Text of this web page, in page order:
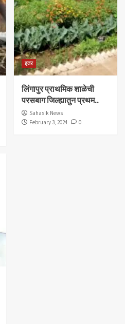
इतर
लिंगापुर प्राथमिक शाळेची
परसबाग जिल्ह्यातुन प्रथम..
Sahasik News
February 3, 2024
0